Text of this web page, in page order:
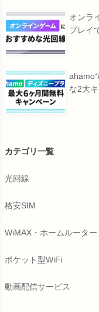
オンラ
プレイ
ahamo
な2大
カテゴリ一覧
光回線
格安SIM
WiMAX・ホームルーター
ポケット型WiFi
動画配信サービス